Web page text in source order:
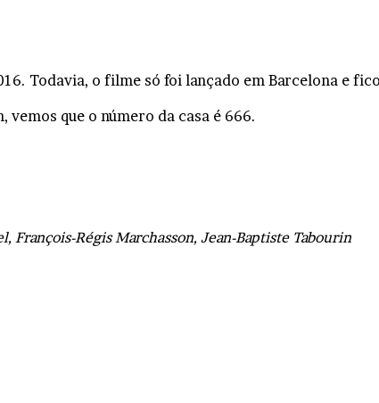
Todavia, o filme só foi lançado em Barcelona e
que o número da casa é 666.
François-Régis Marchasson, Jean-Baptiste Tabourin